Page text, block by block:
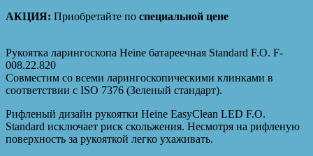
АКЦИЯ: Приобретайте по специальной цене
Рукоятка ларингоскопа Heine батареечная Standard F.O. F-
008.22.820
Совместим со всеми ларингоскопическими клинками в
соответствии с ISO 7376 (Зеленый стандарт).
Рифленый дизайн рукоятки Heine EasyClean LED F.O.
Standard исключает риск скольжения. Несмотря на рифленую
поверхность за рукояткой легко ухаживать.